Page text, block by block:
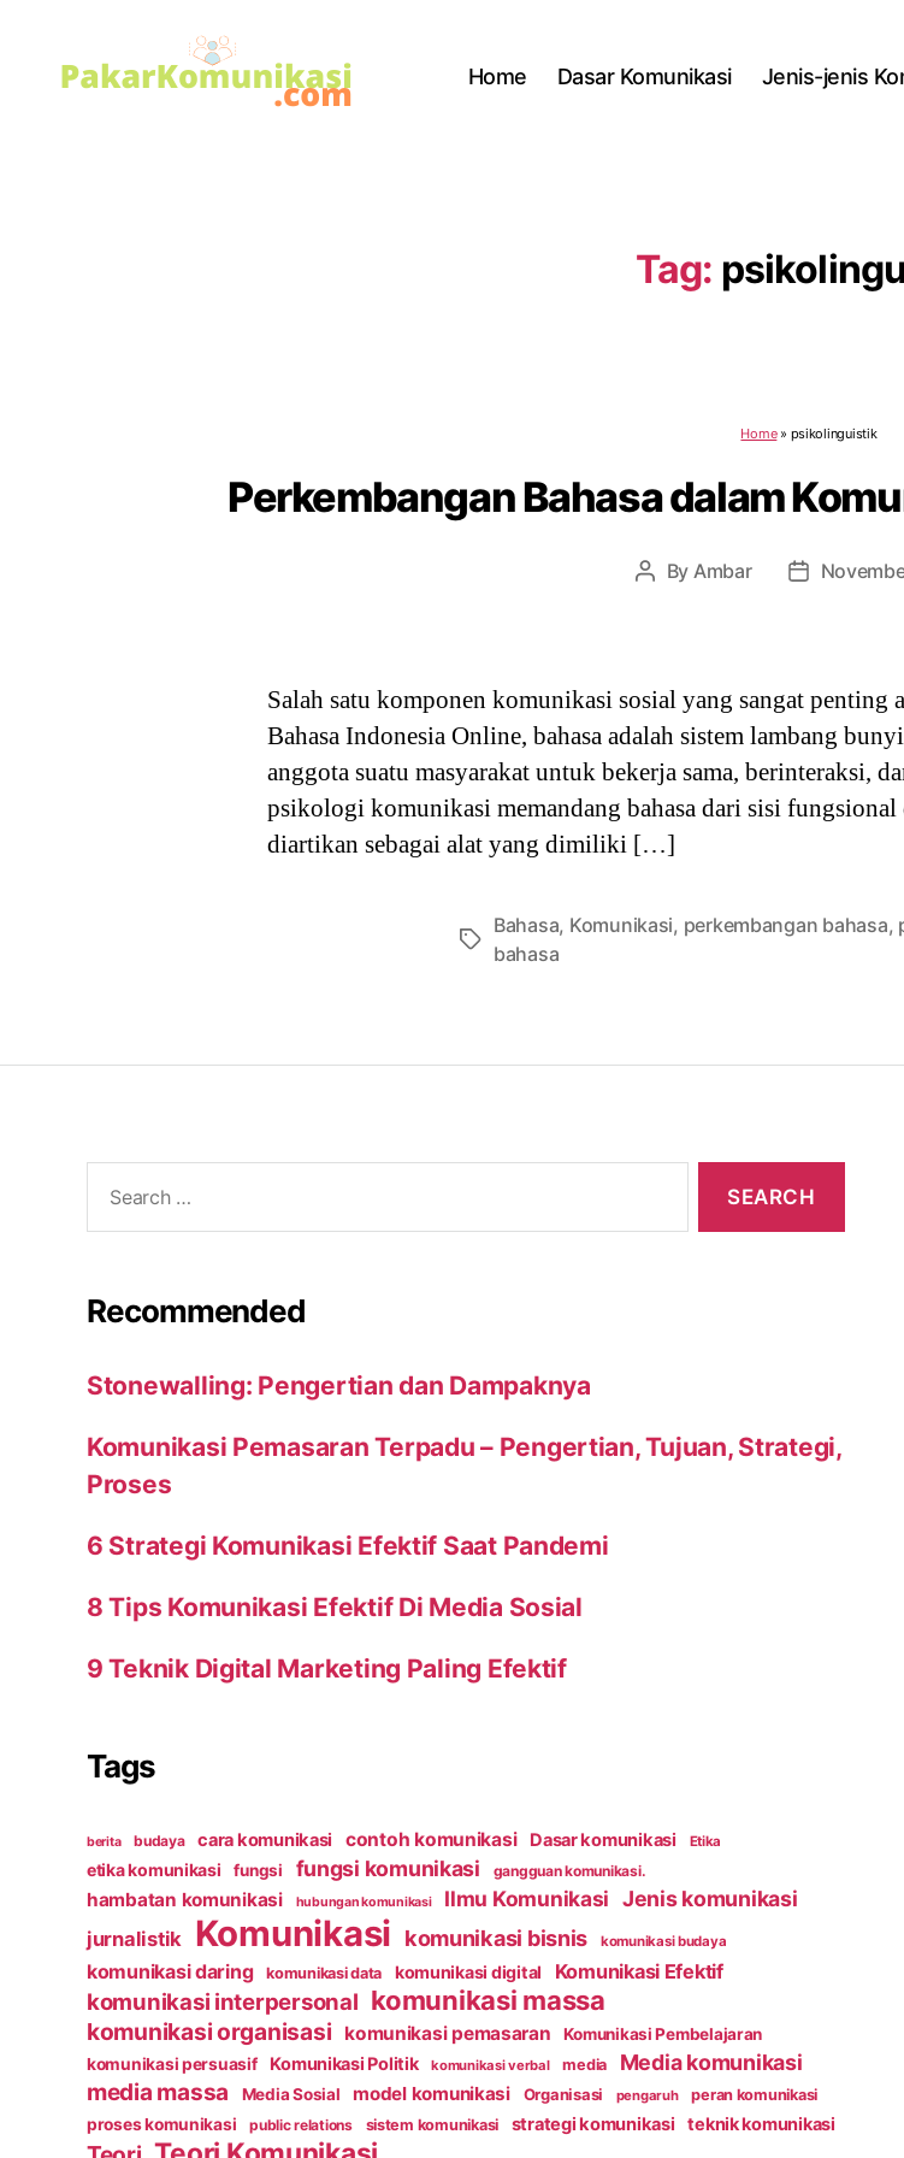
Home Dasar Komunikasi Jenis-jenis
Tag:
Home» psikolinguistik
Perkembangan Bahasa dalam
Post
By Ambar
Post
Salah satu komponen komunikasi sosial yang sangat penting
Bahasa Indonesia Online, bahasa adalah sistem lambang
anggota suatu masyarakat untuk bekerja sama, berinteraksi,
psikologi komunikasi memandang bahasa dari sisi fungsional
diartikan sebagai alat yang dimiliki […]
Tags
Bahasa, Komunikasi, perkembangan bahasa,
bahasa
for:
Recommended
Stonewalling: Pengertian dan Dampaknya
Komunikasi Pemasaran Terpadu – Pengertian, Tujuan, Strategi,
Proses
6 Strategi Komunikasi Efektif Saat Pandemi
8 Tips Komunikasi Efektif Di Media Sosial
9 Teknik Digital Marketing Paling Efektif
Tags
berita budaya cara komunikasi contoh komunikasi Dasar komunikasi Etika
etika komunikasi fungsi fungsi komunikasi gangguan komunikasi.
hambatan komunikasi hubungan komunikasi Ilmu Komunikasi Jenis komunikasi
jurnalistik Komunikasi komunikasi bisnis komunikasi budaya
komunikasi daring komunikasi data komunikasi digital Komunikasi Efektif
komunikasi interpersonal komunikasi massa
komunikasi organisasi komunikasi pemasaran
Komunikasi Pembelajaran
komunikasi persuasif
Komunikasi Politik komunikasi verbal media Media komunikasi
media massa Media Sosial model komunikasi Organisasi pengaruh peran komunikasi
proses komunikasi public relations sistem komunikasi strategi komunikasi teknik komunikasi